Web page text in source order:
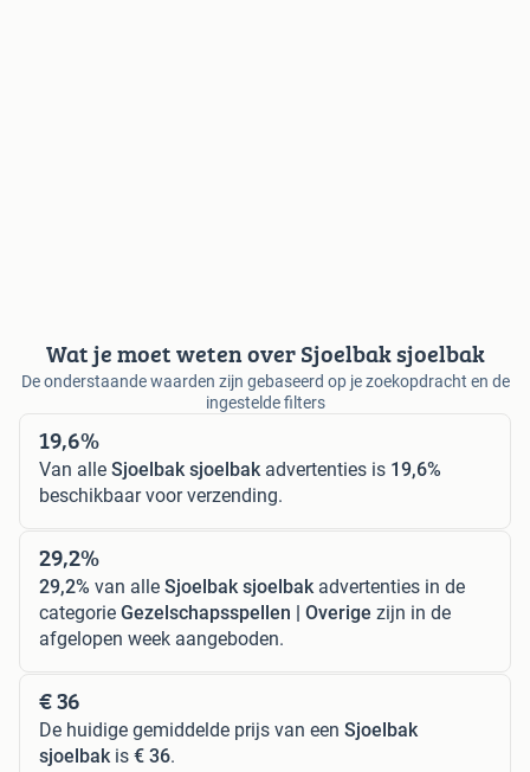
Wat je moet weten over Sjoelbak sjoelbak
De onderstaande waarden zijn gebaseerd op je zoekopdracht en de
ingestelde filters
19,6%
Van alle Sjoelbak sjoelbak advertenties is 19,6%
beschikbaar voor verzending.
29,2%
29,2% van alle Sjoelbak sjoelbak advertenties in de
categorie Gezelschapsspellen | Overige zijn in de
afgelopen week aangeboden.
€ 36
De huidige gemiddelde prijs van een Sjoelbak
sjoelbak is € 36.